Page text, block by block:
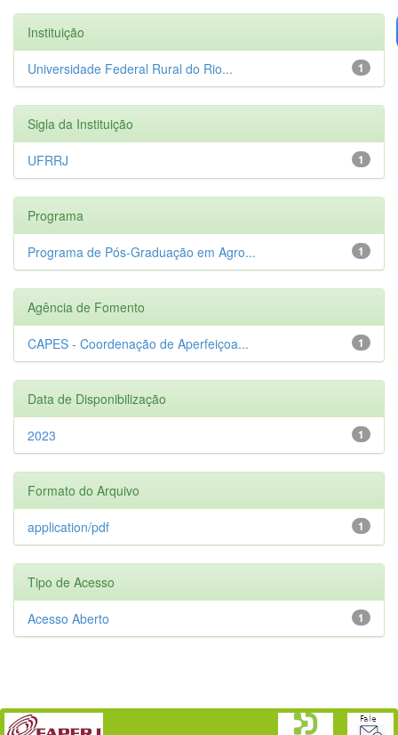
Instituição
1
Universidade Federal Rural do Rio...
Sigla da Instituição
1
UFRRJ
Programa
1
Programa de Pós-Graduação em Agro...
Agência de Fomento
1
CAPES - Coordenação de Aperfeiçoa...
Data de Disponibilização
1
2023
Formato do Arquivo
1
application/pdf
Tipo de Acesso
1
Acesso Aberto